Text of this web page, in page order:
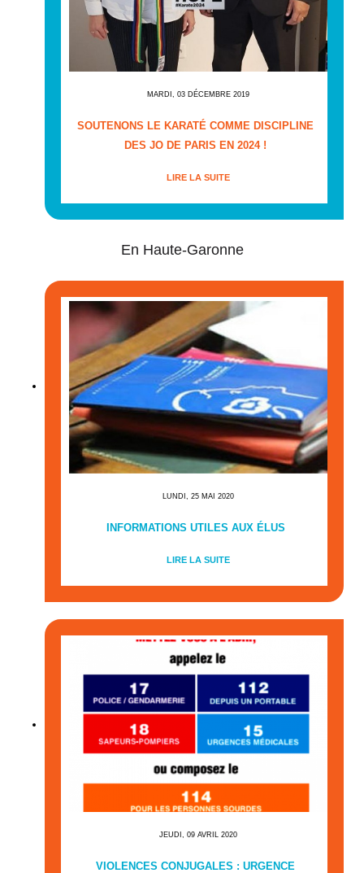
MARDI, 03 DÉCEMBRE 2019
SOUTENONS LE KARATÉ COMME DISCIPLINE
DES JO DE PARIS EN 2024 !
LIRE LA SUITE
En Haute-Garonne
LUNDI, 25 MAI 2020
INFORMATIONS UTILES AUX ÉLUS
LIRE LA SUITE
JEUDI, 09 AVRIL 2020
VIOLENCES CONJUGALES : URGENCE